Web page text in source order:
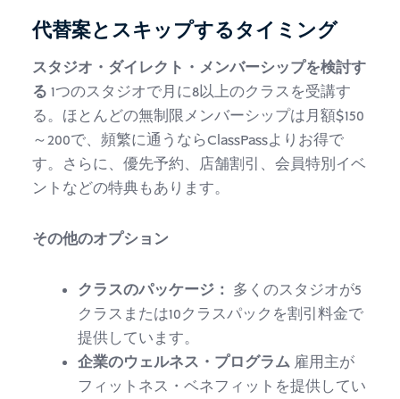
代替案とスキップするタイミング
スタジオ・ダイレクト・メンバーシップを検討す
る 1つのスタジオで月に8以上のクラスを受講す
る。ほとんどの無制限メンバーシップは月額$150
～200で、頻繁に通うならClassPassよりお得で
す。さらに、優先予約、店舗割引、会員特別イベ
ントなどの特典もあります。
その他のオプション
クラスのパッケージ： 多くのスタジオが5
クラスまたは10クラスパックを割引料金で
提供しています。
企業のウェルネス・プログラム 雇用主が
フィットネス・ベネフィットを提供してい